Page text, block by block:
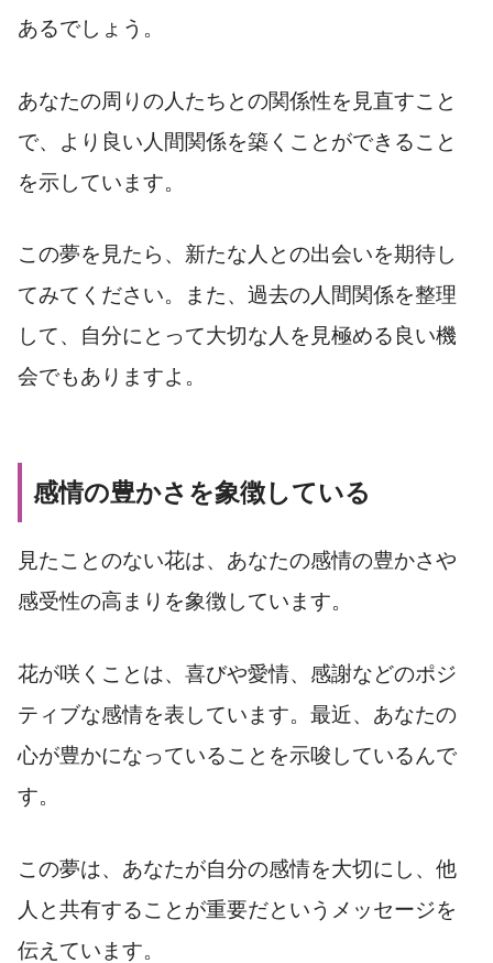
あるでしょう。
あなたの周りの人たちとの関係性を見直すこと
で、より良い人間関係を築くことができること
を示しています。
この夢を見たら、新たな人との出会いを期待し
てみてください。また、過去の人間関係を整理
して、自分にとって大切な人を見極める良い機
会でもありますよ。
感情の豊かさを象徴している
見たことのない花は、あなたの感情の豊かさや
感受性の高まりを象徴しています。
花が咲くことは、喜びや愛情、感謝などのポジ
ティブな感情を表しています。最近、あなたの
心が豊かになっていることを示唆しているんで
す。
この夢は、あなたが自分の感情を大切にし、他
人と共有することが重要だというメッセージを
伝えています。